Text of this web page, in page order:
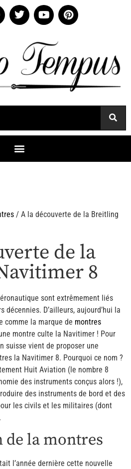
/ A la découverte de la Breitling
de la
8
sont extrêmement liés
D’ailleurs, aujourd’hui la
comme la marque de montres
montre culte la Navitimer ! Pour
suisse vient de proposer une
la Navitimer 8. Pourquoi ce nom ?
Huit Aviation (le nombre 8
des instruments conçus alors !),
des instruments de bord et des
les civils et les militaires (dont
de la montres
l’année dernière cette nouvelle